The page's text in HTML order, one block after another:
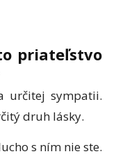
priateľstvo
určitej sympatii.
druh lásky.
s ním nie ste.